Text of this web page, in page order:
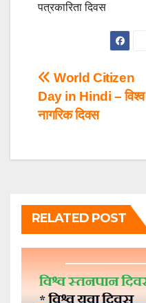
पत्रकारिता दिवस
Post
navigation
World Citizen
Day in Hindi – विश्व
नागरिक दिवस
RELATED POST